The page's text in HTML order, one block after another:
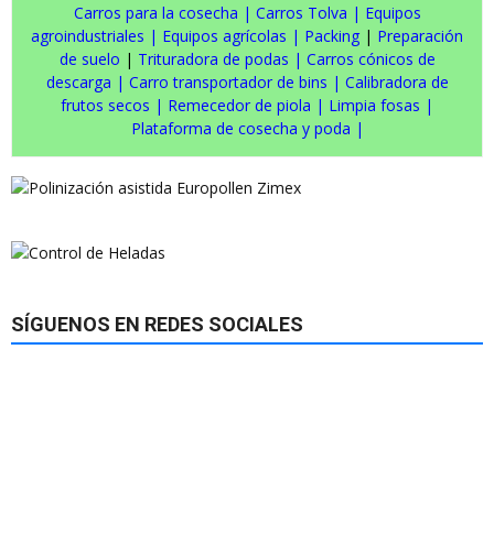
Carros para la cosecha | Carros Tolva | Equipos
agroindustriales | Equipos agrícolas | Packing | Preparación
de suelo | Trituradora de podas | Carros cónicos de
descarga | Carro transportador de bins | Calibradora de
frutos secos | Remecedor de piola | Limpia fosas |
Plataforma de cosecha y poda |
SÍGUENOS EN REDES SOCIALES